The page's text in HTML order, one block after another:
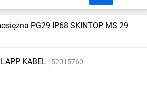
PG29 IP68 SKINTOP MS 29
LAPP KABEL 52015760